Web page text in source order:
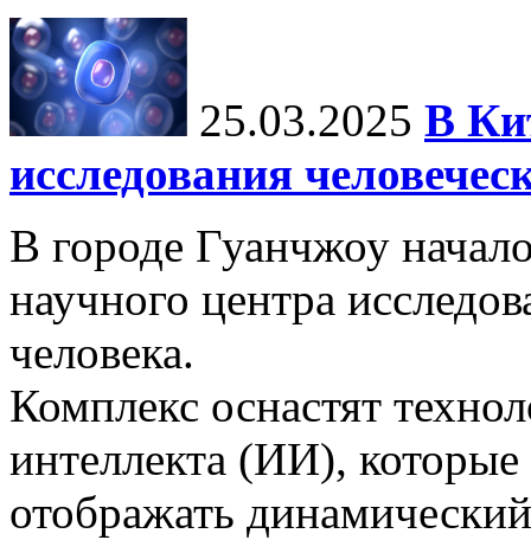
25.03.2025 В
исследования
В городе Гуанчжоу
научного центра
человека.
Комплекс оснастят
интеллекта (ИИ),
отображать